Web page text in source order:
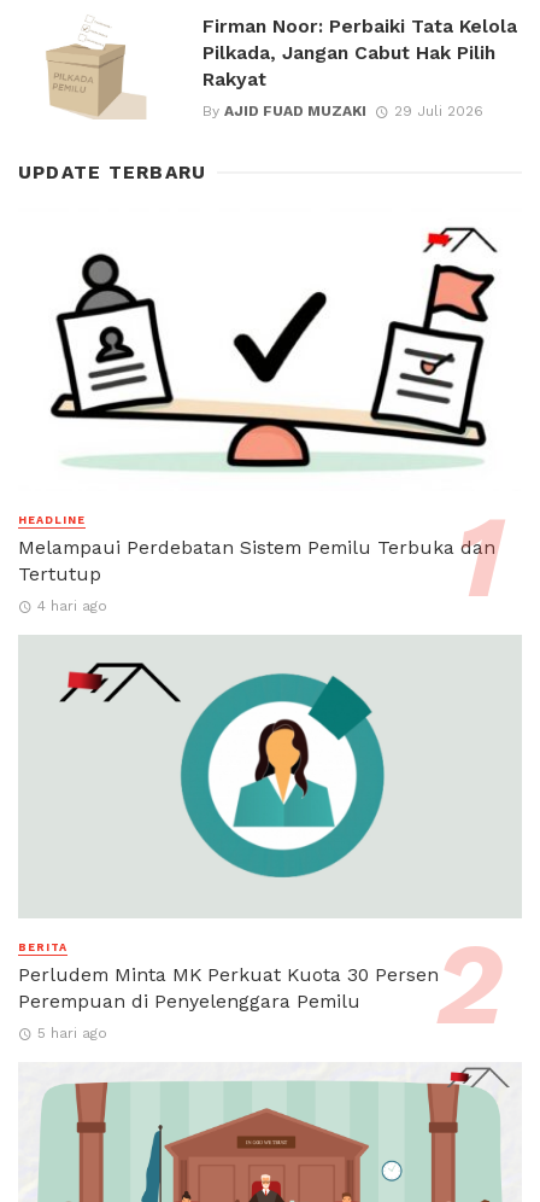
Firman Noor: Perbaiki Tata Kelola
Pilkada, Jangan Cabut Hak Pilih
Rakyat
By AJID FUAD MUZAKI 29 Juli 2026
UPDATE TERBARU
HEADLINE
Melampaui Perdebatan Sistem Pemilu Terbuka dan
Tertutup
4 hari ago
BERITA
Perludem Minta MK Perkuat Kuota 30 Persen
Perempuan di Penyelenggara Pemilu
5 hari ago